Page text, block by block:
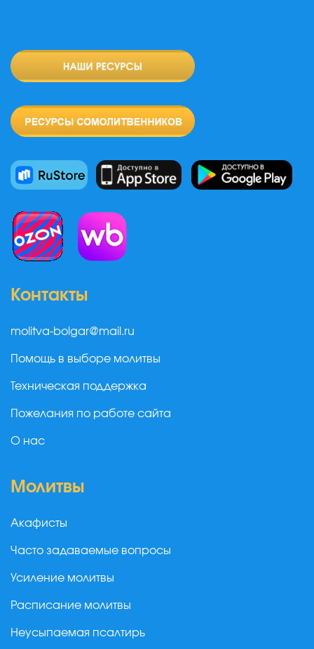
Контакты
molitva-bolgar@mail.ru
Помощь в выборе молитвы
Техническая поддержка
Пожелания по работе сайта
О нас
Молитвы
Акафисты
Часто задаваемые вопросы
Усиление молитвы
Расписание молитвы
Неусыпаемая псалтирь